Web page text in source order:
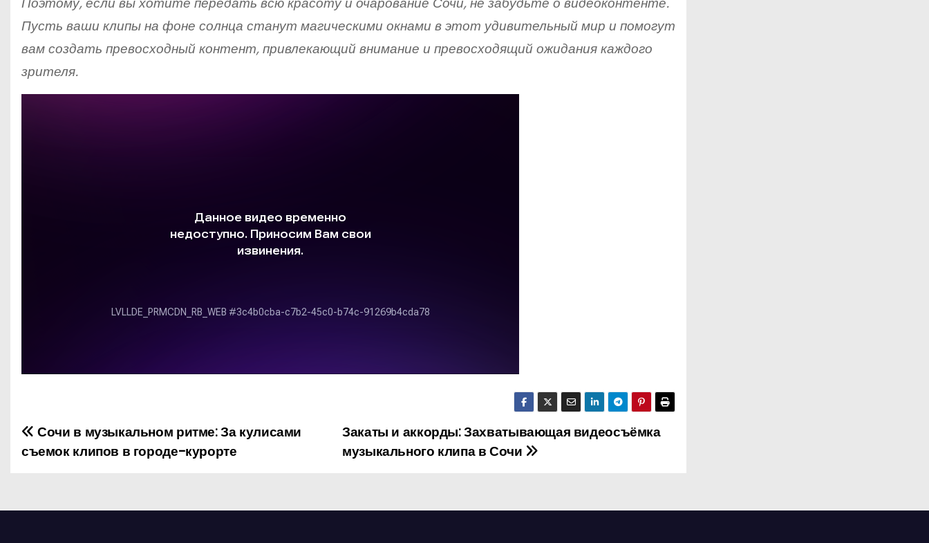
Пусть ваши клипы на фоне солнца станут магическими окнами в этот удивительный мир и помогут
вам создать превосходный контент, привлекающий внимание и превосходящий ожидания каждого
зрителя.
Н
Закаты и аккорды: Захватывающая видеосъёмка
музыкального клипа в Сочи
Сочи в музыкальном ритме: За кулисами
съемок клипов в городе-курорте